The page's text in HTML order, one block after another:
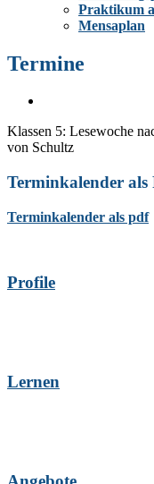
Praktikum
Mensaplan
Termine
Klassen 5: Lesewoche
von Schultz
Terminkalender als
Terminkalender als pdf
Profile
Lernen